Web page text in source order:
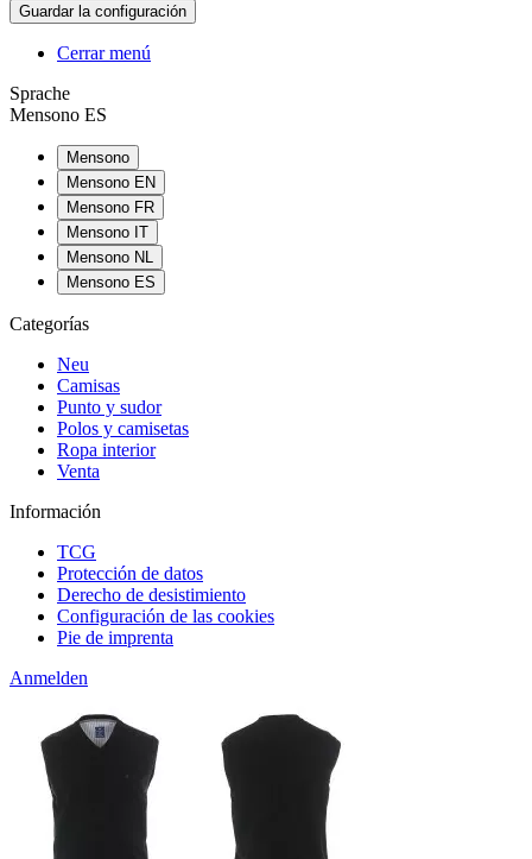
Cerrar menú
Sprache
Mensono ES
Mensono
Mensono EN
Mensono FR
Mensono IT
Mensono NL
Mensono ES
Categorías
Neu
Camisas
Punto y sudor
Polos y camisetas
Ropa interior
Venta
Información
TCG
Protección de datos
Derecho de desistimiento
Configuración de las cookies
Pie de imprenta
Anmelden